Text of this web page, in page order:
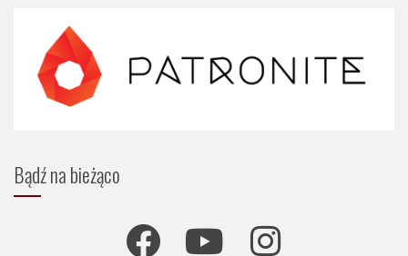
Bądź na bieżąco